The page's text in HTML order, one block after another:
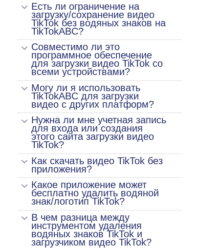
Есть ли ограничение на
загрузку/сохранение видео
TikTok без водяных знаков на
TikTokABC?
Совместимо ли это
программное обеспечение
для загрузки видео TikTok со
всеми устройствами?
Могу ли я использовать
TikTokABC для загрузки
видео с других платформ?
Нужна ли мне учетная запись
для входа или создания
этого сайта загрузки видео
TikTok?
Как скачать видео TikTok без
приложения?
Какое приложение может
бесплатно удалить водяной
знак/логотип TikTok?
В чем разница между
инструментом удаления
водяных знаков TikTok и
загрузчиком видео TikTok?